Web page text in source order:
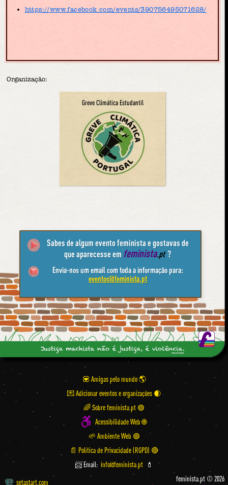
https://www.facebook.com/events/390756495071628/
Organização:
Greve Climática Estudantil
Sabes de algum evento feminista e gostavas de
que aparecesse em feminista.pt ?
Envia-nos um email com toda a informação para:
eventos@feminista.pt
💟 Amigas pelo mundo
💌 Adicionar eventos e organizações
🌈 Sobre feminista.pt 🟣
Acessibilidade Web 🌐
🌱 Ambiente Web 🟢
📄 Política de Privacidade (RGPD) 🔴
📨 Email: info@feminista.pt 💄
setastart.com feminista.pt © 2026